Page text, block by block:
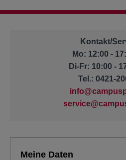
Kontakt/
Mo: 12:00 -
Di-Fr: 10:00 -
Tel.: 0421-
Meine Daten